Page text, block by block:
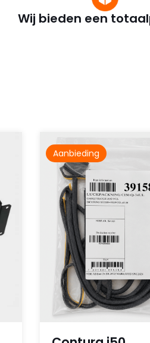
Wij bieden een
Aanbieding